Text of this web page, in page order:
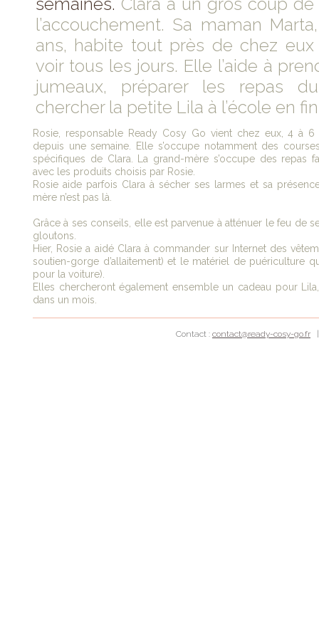
l’accouchement. Sa maman
ans, habite tout près de chez
voir tous les jours. Elle l’aide à
jumeaux, préparer les repas
chercher la petite Lila à l’école en
Rosie, responsable Ready Cosy Go vient chez eux, 4 à
depuis une semaine. Elle s’occupe notamment des
spécifiques de Clara. La grand-mère s’occupe des repas
avec les produits choisis par Rosie.
Rosie aide parfois Clara à sécher ses larmes et sa
mère n’est pas là.
Grâce à ses conseils, elle est parvenue à atténuer le feu de
gloutons.
Hier, Rosie a aidé Clara à commander sur Internet des
soutien-gorge d’allaitement) et le matériel de puériculture
pour la voiture).
Elles chercheront également ensemble un cadeau pour
dans un mois.
Contact : contact@ready-cosy-go.fr